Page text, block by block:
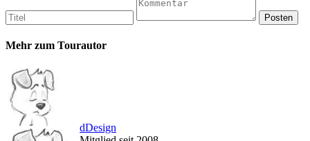
Mehr zum Tourautor
dDesign